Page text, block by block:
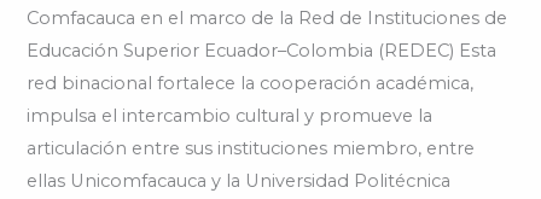
Comfacauca en el marco de la Red de Instituciones de
Educación Superior Ecuador–Colombia (REDEC) Esta
red binacional fortalece la cooperación académica,
impulsa el intercambio cultural y promueve la
articulación entre sus instituciones miembro, entre
ellas Unicomfacauca y la Universidad Politécnica
REDEC